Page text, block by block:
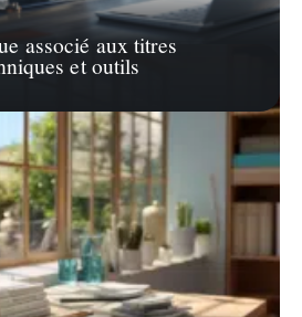
associé aux titres
et outils